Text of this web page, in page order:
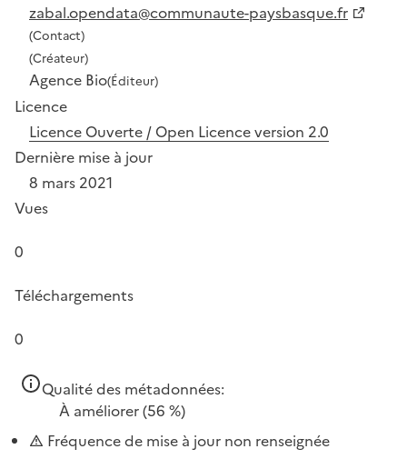
zabal.opendata@communaute-paysbasque.fr
(Contact)
(Créateur)
Agence Bio(Éditeur)
Licence
Licence Ouverte / Open Licence version 2.0
Dernière mise à jour
8 mars 2021
Vues
0
Téléchargements
0
Qualité des métadonnées:
À améliorer(56 %)
Fréquence de mise à jour non renseignée